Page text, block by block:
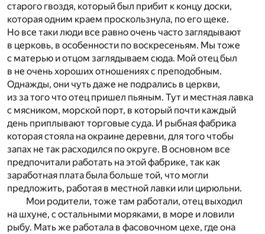
старого гвоздя, который был прибит к концу доски,
которая одним краем проскользнула, по его щеке.
Но все таки люди все равно очень часто заглядывают
в церковь, в особенности по воскресеньям. Мы тоже
с матерью и отцом заглядываем сюда. Мой отец был
в не очень хороших отношениях с преподобным.
Однажды, они чуть даже не подрались в церкви,
из за того что отец пришел пьяным. Тут и местная лавка
с мясником, морской порт, в который почти каждый
день приплывают торговые суда. И рыбная фабрика
которая стояла на окраине деревни, для того чтобы
запах не так расходился по округе. В основном все
предпочитали работать на этой фабрике, так как
заработная плата была больше той, что могли
предложить, работая в местной лавки или цирюльни.
Мои родители, тоже там работали, отец выходил
на шхуне, с остальными моряками, в море и ловили
рыбу. Мать же работала в фасовочном цехе, где она